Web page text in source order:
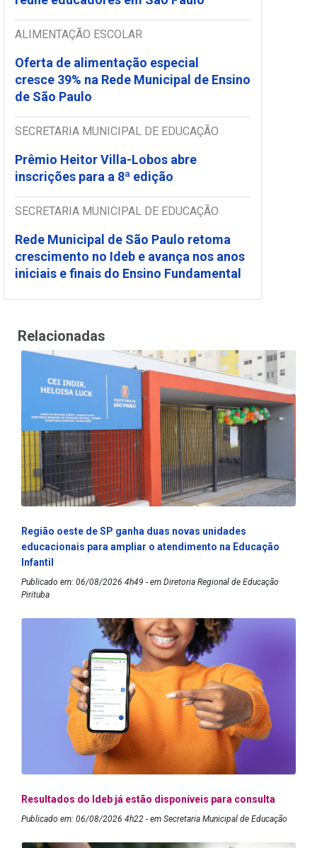
ALIMENTAÇÃO ESCOLAR
Oferta de alimentação especial
cresce 39% na Rede Municipal de Ensino
de São Paulo
SECRETARIA MUNICIPAL DE EDUCAÇÃO
Prêmio Heitor Villa-Lobos abre
inscrições para a 8ª edição
SECRETARIA MUNICIPAL DE EDUCAÇÃO
Rede Municipal de São Paulo retoma
crescimento no Ideb e avança nos anos
iniciais e finais do Ensino Fundamental
Relacionadas
Região oeste de SP ganha duas novas unidades
educacionais para ampliar o atendimento na Educação
Infantil
Publicado em: 06/08/2026 4h49 - em Diretoria Regional de Educação
Pirituba
Resultados do Ideb já estão disponíveis para consulta
Publicado em: 06/08/2026 4h22 - em Secretaria Municipal de Educação